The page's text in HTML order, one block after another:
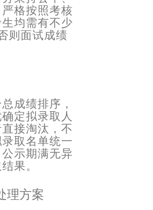
格按照考核
均需有不少
则面试成绩
成绩排序，
定拟录取人
接淘汰，不
取名单统一
示期满无异
果。
理方案